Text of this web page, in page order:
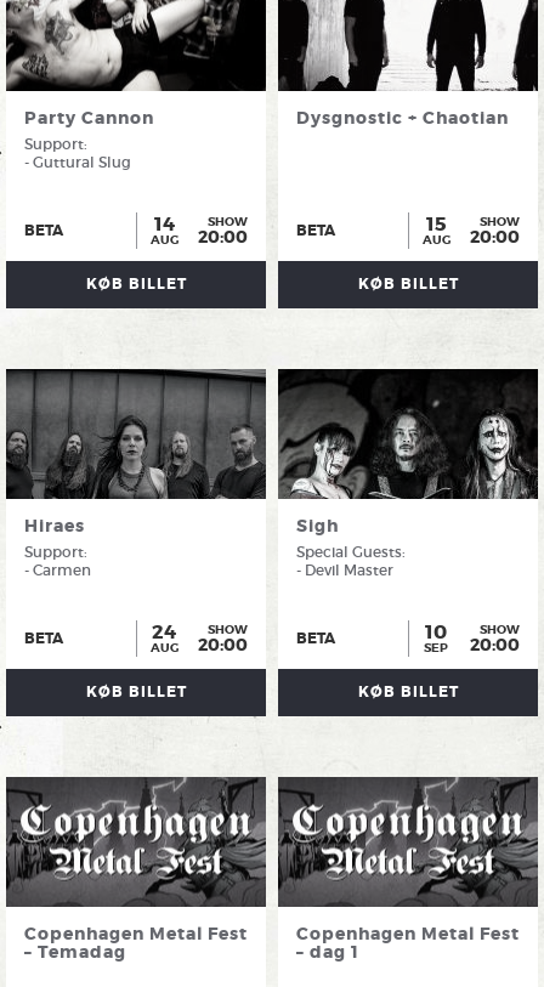
Party Cannon
Support:
- Guttural Slug
BETA 14
AUG
SHOW
20:00
KØB BILLET
Dysgnostic + Chaotian
BETA 15
AUG
SHOW
20:00
KØB BILLET
Hiraes
Support:
- Carmen
BETA 24
AUG
SHOW
20:00
KØB BILLET
Sigh
Special Guests:
- Devil Master
BETA 10
SEP
SHOW
20:00
KØB BILLET
Copenhagen Metal Fest
– Temadag
Copenhagen Metal Fest
– dag 1